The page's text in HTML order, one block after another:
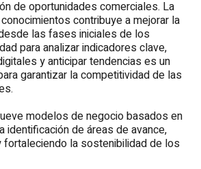
de oportunidades comerciales. La
contribuye a mejorar la
las fases iniciales de los
para analizar indicadores clave,
y anticipar tendencias es un
garantizar la competitividad de las
modelos de negocio basados en
identificación de áreas de avance,
la sostenibilidad de los